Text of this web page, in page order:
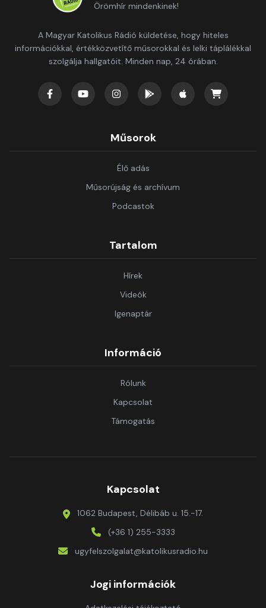
Örömhír mindenkinek!
A Magyar Katolikus Rádió küldetése, hogy hiteles
információkkal, értékközvetítő műsorokkal és lelki táplálékkal
szolgálja hallgatóit. Minden nap, 24 órában.
Műsorok
Élő adás
Műsorújság és archívum
Podcastok
Tartalom
Hírek
Videók
Igenaptár
Információ
Rólunk
Kapcsolat
Támogatás
Kapcsolat
1062 Budapest, Délibáb u. 15.-17.
(+36 1) 255-3333
ugyfelszolgalat@katolikusradio.hu
Jogi információk